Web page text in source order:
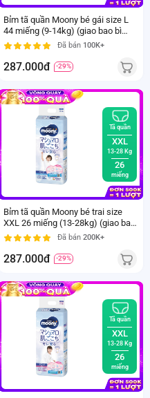
Bỉm tã quần Moony bé gái size L
44 miếng (9-14kg) (giao bao bì
ngẫu nhiên)
Đã bán 100K+
287.000đ -29%
Tã quần
XXL
13-28 Kg
26
miếng
Bỉm tã quần Moony bé trai size
XXL 26 miếng (13-28kg) (giao bao
bì ngẫu nhiên)Đã bán 200K+
287.000đ -29%
Tã quần
XXL
13-28 Kg
26
miếng